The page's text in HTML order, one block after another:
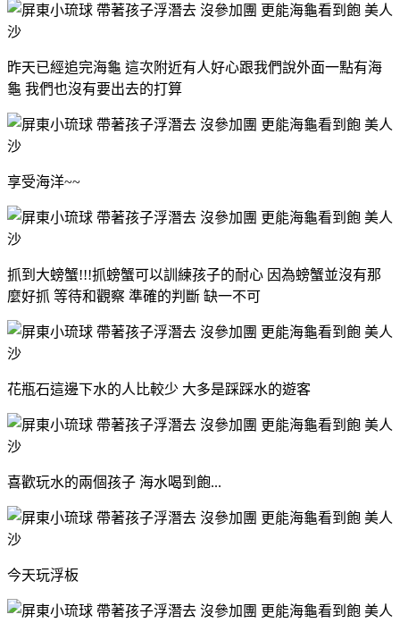
昨天已經追完海龜 這次附近有人好心跟我們說外面一點有海
龜 我們也沒有要出去的打算
享受海洋~~
抓到大螃蟹!!!抓螃蟹可以訓練孩子的耐心 因為螃蟹並沒有那
麼好抓 等待和觀察 準確的判斷 缺一不可
花瓶石這邊下水的人比較少 大多是踩踩水的遊客
喜歡玩水的兩個孩子 海水喝到飽...
今天玩浮板